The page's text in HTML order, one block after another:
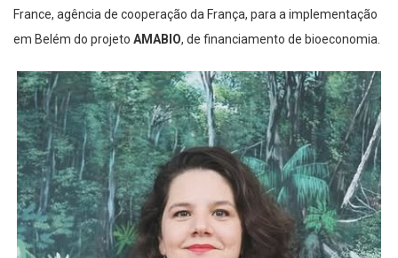
France, agência de cooperação da França, para a implementação
em Belém do projeto AMABIO, de financiamento de bioeconomia.